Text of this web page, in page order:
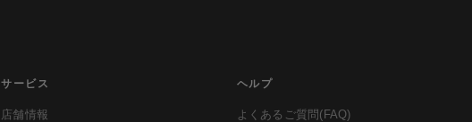
サービス
店舗情報
ヘルプ
よくあるご質問(FAQ)